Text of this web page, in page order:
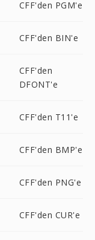
CFF'den PGM'e
CFF'den BIN'e
CFF'den
DFONT'e
CFF'den T11'e
CFF'den BMP'e
CFF'den PNG'e
CFF'den CUR'e